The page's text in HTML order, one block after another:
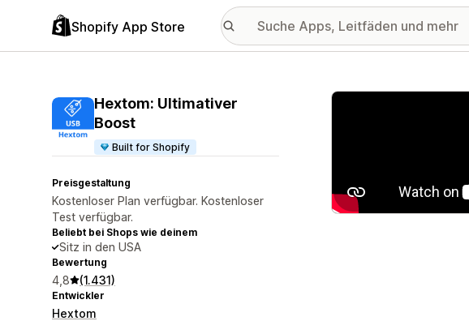
Shopify App Store
Hextom: Ultimativer
Boost
Built for Shopify
Preisgestaltung
Kostenloser Plan verfügbar. Kostenloser
Test verfügbar.
Beliebt bei Shops wie deinem
Sitz in den USA
Bewertung
4,8 (1.431)
Entwickler
Hextom
Vorgestellte Bildergalerie